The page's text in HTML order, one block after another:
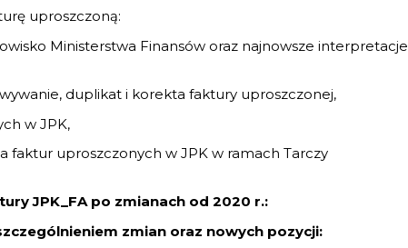
uproszczoną:
Ministerstwa Finansów oraz najnowsze interpretacje
duplikat i korekta faktury uproszczonej,
w JPK,
uproszczonych w JPK w ramach Tarczy
JPK_FA po zmianach od 2020 r.:
zmian oraz nowych pozycji: